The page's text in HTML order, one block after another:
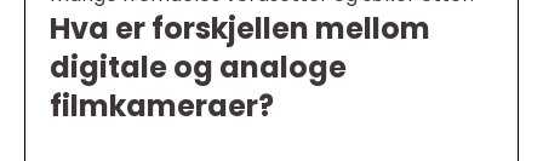
Hva er forskjellen mellom
digitale og analoge
filmkameraer?